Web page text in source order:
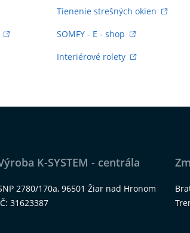
Tienenie strešných okien
SOMFY - E - shop
Interiérové rolety
K-SYSTEM - centrála
2780/170a, 96501 Žiar nad Hronom
31623387